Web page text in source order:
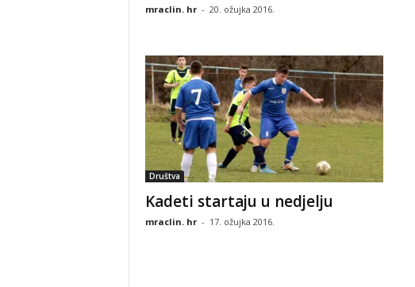
mraclin. hr - 20. ožujka 2016.
Društva
Kadeti startaju u nedjelju
mraclin. hr - 17. ožujka 2016.